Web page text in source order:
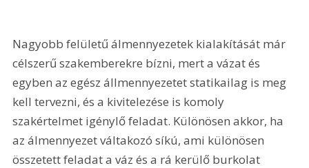
Nagyobb felületű álmennyezetek kialakítását már
célszerű szakemberekre bízni, mert a vázat és
egyben az egész állmennyezetet statikailag is meg
kell tervezni, és a kivitelezése is komoly
szakértelmet igénylő feladat. Különösen akkor, ha
az álmennyezet váltakozó síkú, ami különösen
összetett feladat a váz és a rá kerülő burkolat